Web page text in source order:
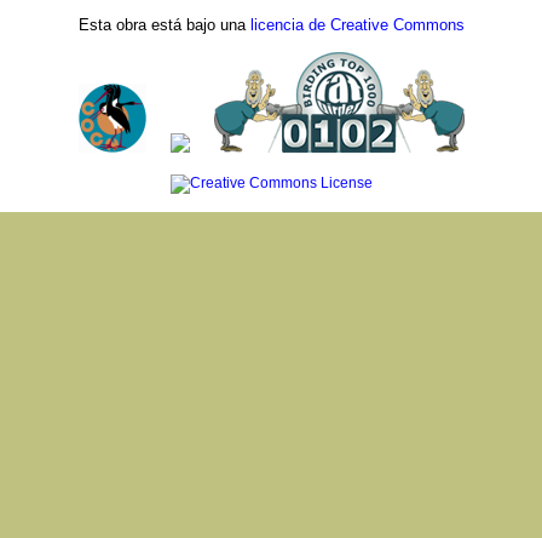
Esta obra está bajo una licencia de Creative Commons